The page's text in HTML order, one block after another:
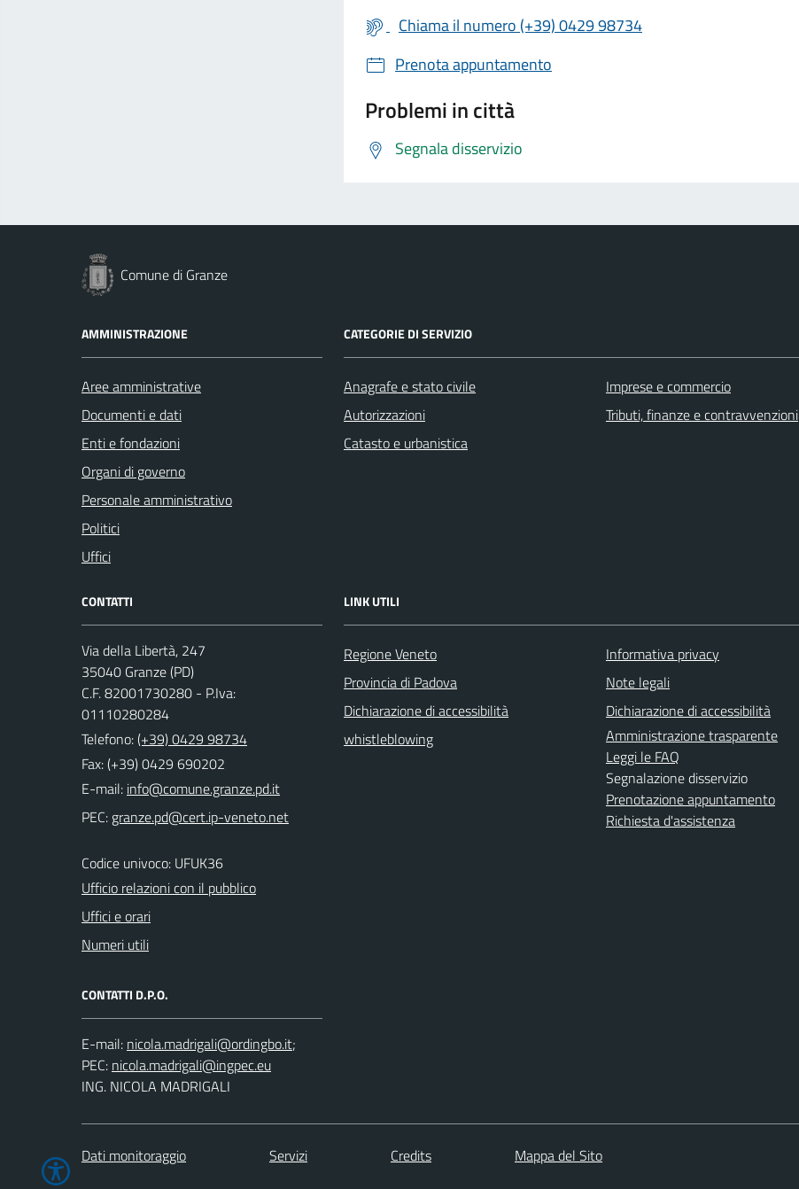
Chiama il numero (+39) 0429 98734
Prenota appuntamento
Problemi in città
Segnala disservizio
Comune di Granze
AMMINISTRAZIONE
Aree amministrative
Documenti e dati
Enti e fondazioni
Organi di governo
Personale amministrativo
Politici
Uffici
CATEGORIE DI SERVIZIO
Anagrafe e stato civile
Autorizzazioni
Catasto e urbanistica
Imprese e commercio
Tributi, finanze e contravvenzioni
CONTATTI
Via della Libertà, 247
35040 Granze (PD)
C.F. 82001730280 - P.Iva:
01110280284
Telefono:(+39) 0429 98734
Fax: (+39) 0429 690202
E-mail:
PEC:
Codice univoco: UFUK36
Ufficio relazioni con il pubblico
Uffici e orari
Numeri utili
CONTATTI D.P.O.
E-mail:
;
PEC:
ING. NICOLA MADRIGALI
LINK UTILI
Regione Veneto
Provincia di Padova
Dichiarazione di accessibilità
whistleblowing
Informativa privacy
Note legali
Dichiarazione di accessibilità
Amministrazione trasparente
Leggi le FAQ
Segnalazione disservizio
Prenotazione appuntamento
Richiesta d'assistenza
Dati monitoraggio Servizi Credits Mappa del Sito